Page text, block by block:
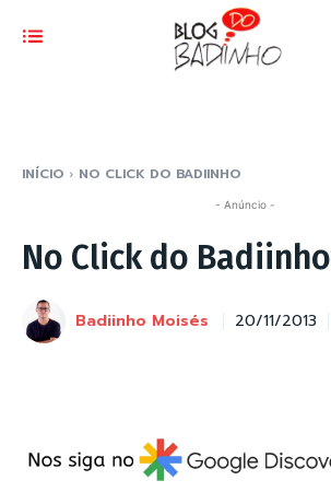
INÍCIO NO CLICK DO BADIINHO
- Anúncio -
No Click do Badiinho
Badiinho Moisés 20/11/2013